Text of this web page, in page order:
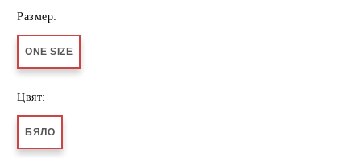
Размер:
ONE SIZE
Цвят:
БЯЛО